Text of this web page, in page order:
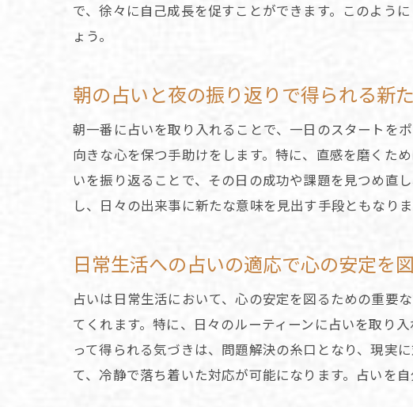
占
占
決
占
選
潜
占いが
占
日
占
メ
で、徐々に自己成長を促すことができます。このよう
ょう。
朝の占いと夜の振り返りで得られる新
朝一番に占いを取り入れることで、一日のスタートを
向きな心を保つ手助けをします。特に、直感を磨くた
いを振り返ることで、その日の成功や課題を見つめ直
し、日々の出来事に新たな意味を見出す手段ともなり
日常生活への占いの適応で心の安定を
占いは日常生活において、心の安定を図るための重要
てくれます。特に、日々のルーティーンに占いを取り
って得られる気づきは、問題解決の糸口となり、現実
て、冷静で落ち着いた対応が可能になります。占いを